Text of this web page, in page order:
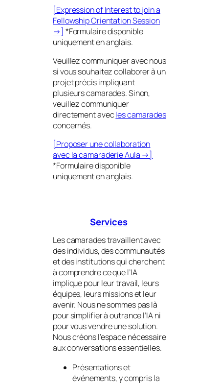
[Expression of Interest to join a
Fellowship Orientation Session
→] *Formulaire disponible
uniquement en anglais.
Veuillez communiquer avec nous
si vous souhaitez collaborer à un
projet précis impliquant
plusieurs camarades. Sinon,
veuillez communiquer
directement avecles camarades
concernés.
[Proposer une collaboration
avec la camaraderie Aula →]
*Formulaire disponible
uniquement en anglais.
Services
Les camarades travaillent avec
des individus, des communautés
et des institutions qui cherchent
à comprendre ce que l’IA
implique pour leur travail, leurs
équipes, leurs missions et leur
avenir. Nous ne sommes pas là
pour simplifier à outrance l’IA ni
pour vous vendre une solution.
Nous créons l’espace nécessaire
aux conversations essentielles.
Présentations et
événements, y compris la